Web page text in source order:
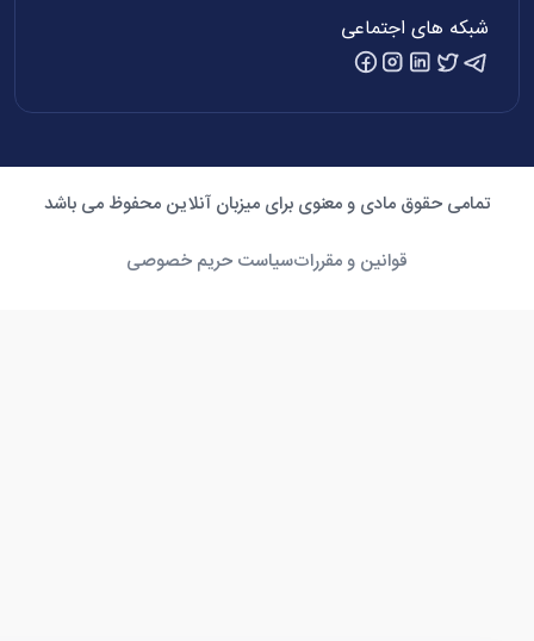
شبکه های اجتماعی
تمامی حقوق مادی و معنوی برای میزبان آنلاین محفوظ می باشد
قوانین و مقرراتسیاست حریم خصوصی